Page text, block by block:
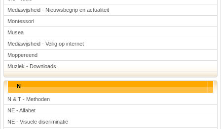
Mediawijsheid - Nieuwsbegrip en actualiteit
Montessori
Musea
Mediawijsheid - Veilig op internet
Moppereend
Muziek - Downloads
N
N & T - Methoden
NE - Alfabet
NE - Visuele discriminatie